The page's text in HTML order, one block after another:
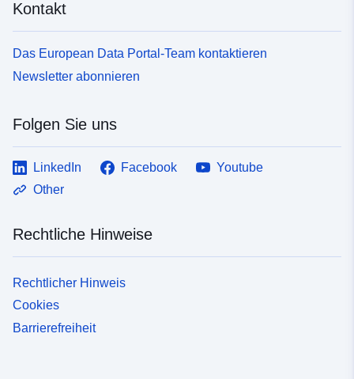
Kontakt
Das European Data Portal-Team kontaktieren
Newsletter abonnieren
Folgen Sie uns
LinkedIn Facebook
Youtube
Other
Rechtliche Hinweise
Rechtlicher Hinweis
Cookies
Barrierefreiheit